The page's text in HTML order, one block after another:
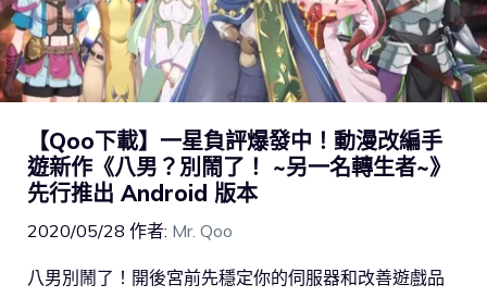
【Qoo下載】一星負評爆發中！動漫改編手
遊新作《八男？別鬧了！ ~另一名轉生者~》
先行推出 Android 版本
2020/05/28 作者: Mr. Qoo
八男別鬧了！開後宮前先穩定你的伺服器和改善遊戲品